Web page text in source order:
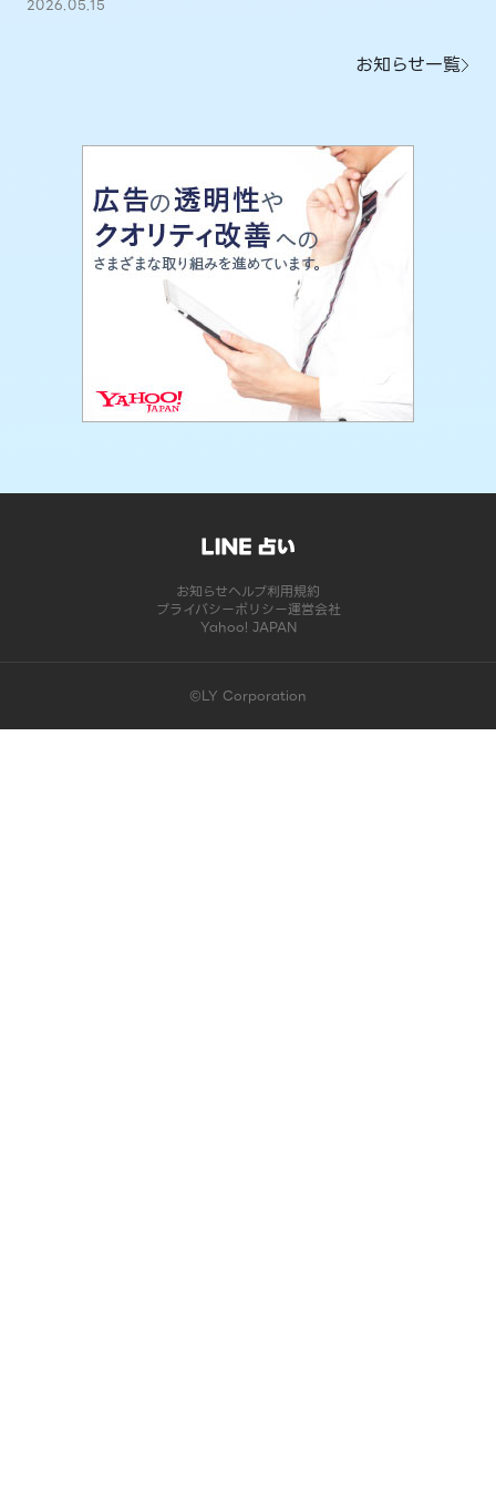
2026.05.15
お知らせ一覧
お知らせヘルプ利用規約
プライバシーポリシー運営会社
Yahoo! JAPAN
©LY Corporation
このコンテンツは掲載が終了しました | LINE占い